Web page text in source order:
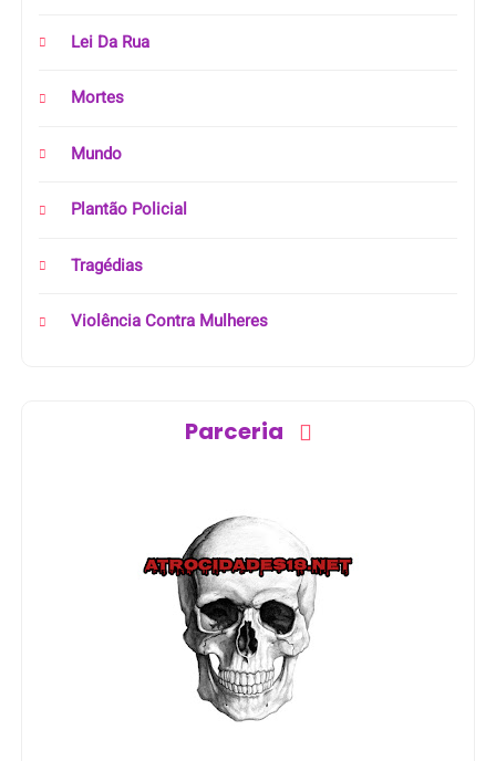
Lei Da Rua
Mortes
Mundo
Plantão Policial
Tragédias
Violência Contra Mulheres
Parceria